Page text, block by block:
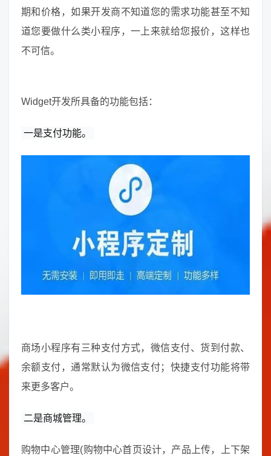
期和价格，如果开发商不知道您的需求功能甚至不知
道您要做什么类小程序，一上来就给您报价，这样也
不可信。
Widget开发所具备的功能包括：
一是支付功能。
商场小程序有三种支付方式，微信支付、货到付款、
余额支付，通常默认为微信支付；快捷支付功能将带
来更多客户。
二是商城管理。
购物中心管理(购物中心首页设计，产品上传，上下架